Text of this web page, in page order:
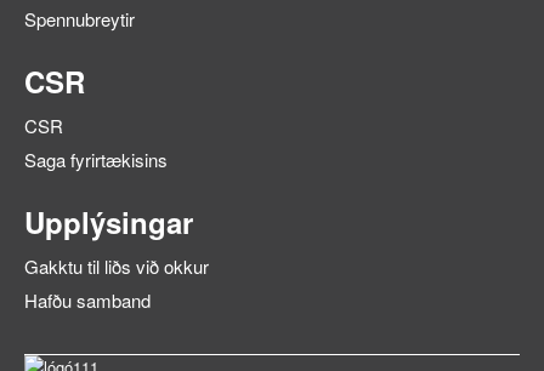
Spennubreytir
CSR
CSR
Saga fyrirtækisins
Upplýsingar
Gakktu til liðs við okkur
Hafðu samband